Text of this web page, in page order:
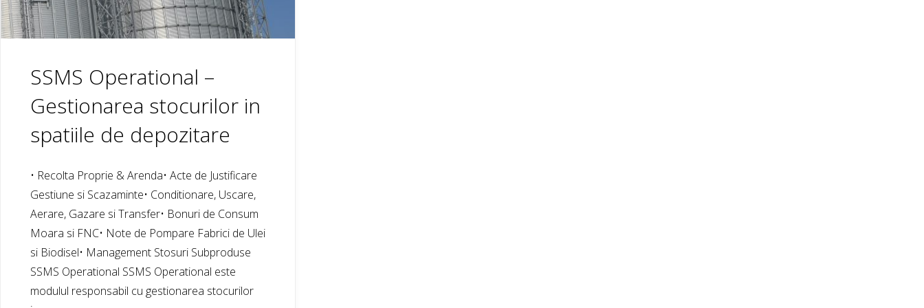
SSMS Operational –
Gestionarea stocurilor in
spatiile de depozitare
• Recolta Proprie & Arenda• Acte de Justificare
Gestiune si Scazaminte• Conditionare, Uscare,
Aerare, Gazare si Transfer• Bonuri de Consum
Moara si FNC• Note de Pompare Fabrici de Ulei
si Biodisel• Management Stosuri Subproduse
SSMS Operational SSMS Operational este
modulul responsabil cu gestionarea stocurilor